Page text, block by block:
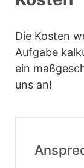
Die Kosten
Aufgabe
ein
uns an!